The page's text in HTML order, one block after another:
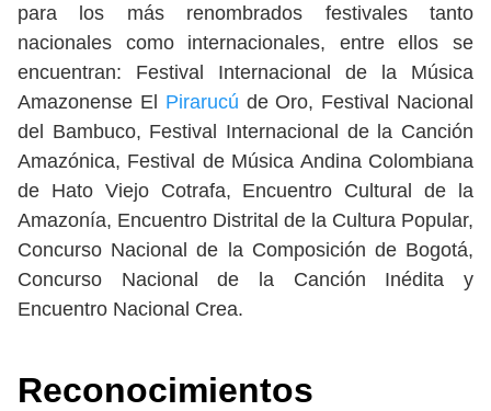
para los más renombrados festivales tanto
nacionales como internacionales, entre ellos se
encuentran: Festival Internacional de la Música
Amazonense El Pirarucú de Oro, Festival Nacional
del Bambuco, Festival Internacional de la Canción
Amazónica, Festival de Música Andina Colombiana
de Hato Viejo Cotrafa, Encuentro Cultural de la
Amazonía, Encuentro Distrital de la Cultura Popular,
Concurso Nacional de la Composición de Bogotá,
Concurso Nacional de la Canción Inédita y
Encuentro Nacional Crea.
Reconocimientos